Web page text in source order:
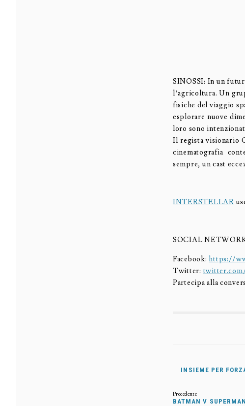
SINOSSI: In un
l’agricoltura. Un
fisiche del viaggio
esplorare nuove
loro sono
Il regista visionario
cinematografia
sempre, un cast
INTERSTELLAR
SOCIAL
Facebook:https://
Twitter:
Partecipa alla
INSIEME PER
BATMAN V